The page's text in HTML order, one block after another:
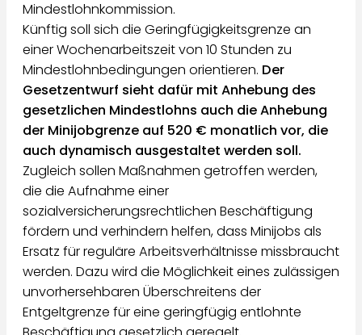
Mindestlohnkommission.
Künftig soll sich die Geringfügigkeitsgrenze an
einer Wochenarbeitszeit von 10 Stunden zu
Mindestlohnbedingungen orientieren. Der
Gesetzentwurf sieht dafür mit Anhebung des
gesetzlichen Mindestlohns auch die Anhebung
der Minijobgrenze auf 520 € monatlich vor, die
auch dynamisch ausgestaltet werden soll.
Zugleich sollen Maßnahmen getroffen werden,
die die Aufnahme einer
sozialversicherungsrechtlichen Beschäftigung
fördern und verhindern helfen, dass Minijobs als
Ersatz für reguläre Arbeitsverhältnisse missbraucht
werden. Dazu wird die Möglichkeit eines zulässigen
unvorhersehbaren Überschreitens der
Entgeltgrenze für eine geringfügig entlohnte